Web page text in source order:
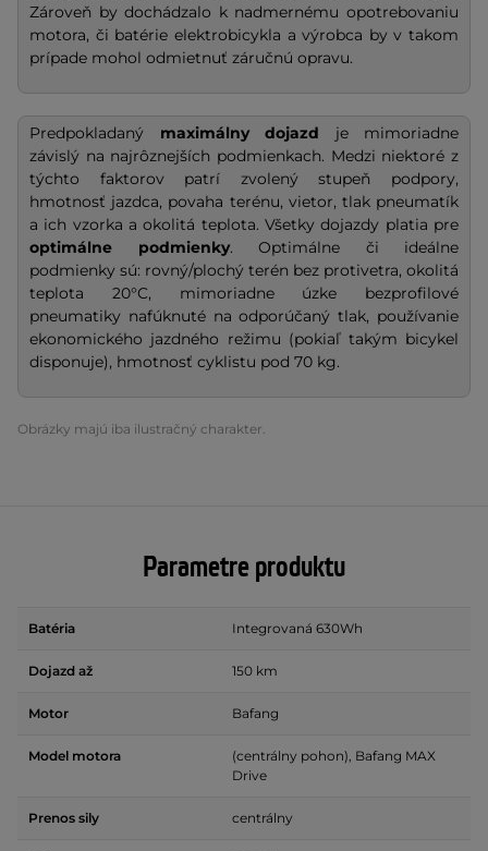
Zároveň by dochádzalo k nadmernému opotrebovaniu
motora, či batérie elektrobicykla a výrobca by v takom
prípade mohol odmietnuť záručnú opravu.
Predpokladaný maximálny dojazd je mimoriadne
závislý na najrôznejších podmienkach. Medzi niektoré z
týchto faktorov patrí zvolený stupeň podpory,
hmotnosť jazdca, povaha terénu, vietor, tlak pneumatík
a ich vzorka a okolitá teplota. Všetky dojazdy platia pre
optimálne podmienky. Optimálne či ideálne
podmienky sú: rovný/plochý terén bez protivetra, okolitá
teplota 20°C, mimoriadne úzke bezprofilové
pneumatiky nafúknuté na odporúčaný tlak, používanie
ekonomického jazdného režimu (pokiaľ takým bicykel
disponuje), hmotnosť cyklistu pod 70 kg.
Obrázky majú iba ilustračný charakter.
Parametre produktu
Batéria Integrovaná 630Wh
Dojazd až 150 km
Motor Bafang
Model motora
(centrálny pohon), Bafang MAX
Drive
Prenos sily centrálny